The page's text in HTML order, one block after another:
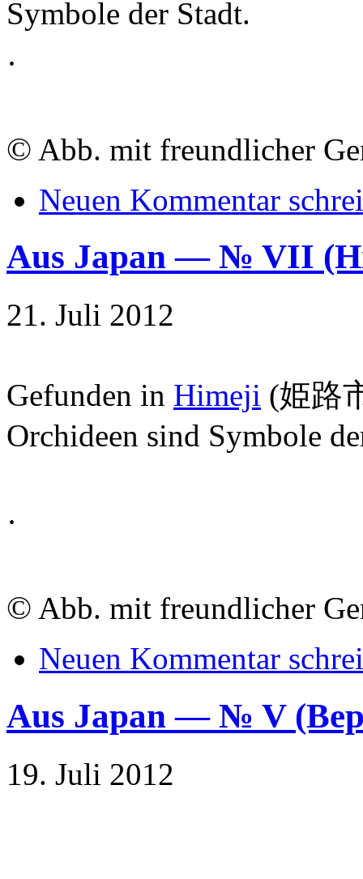
Symbole der Stadt.
·
© Abb. mit freundlicher
Neuen Kommentar
Aus Japan — № VII
21. Juli 2012
Gefunden in Himeji (姫路
Orchideen sind Symbole
·
© Abb. mit freundlicher
Neuen Kommentar
Aus Japan — № V
19. Juli 2012